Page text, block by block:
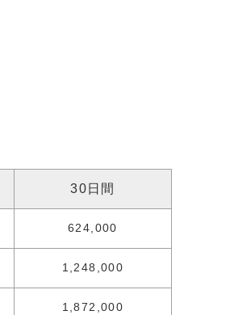
30日間
624,000
1,248,000
1,872,000